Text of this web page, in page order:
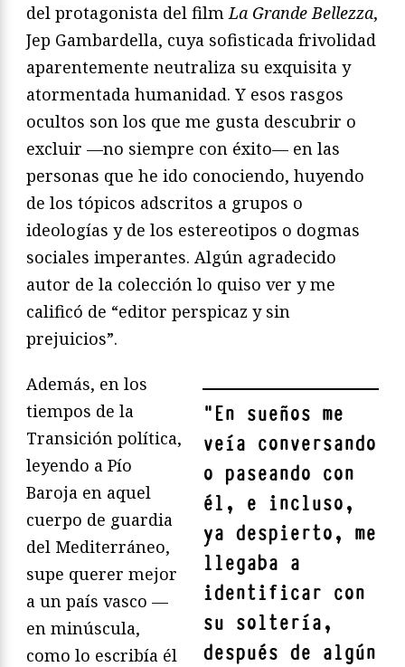
del protagonista del filmLa Grande Bellezza,
Jep Gambardella, cuya sofisticada frivolidad
aparentemente neutraliza su exquisita y
atormentada humanidad. Y esos rasgos
ocultos son los que me gusta descubrir o
excluir —no siempre con éxito— en las
personas que he ido conociendo, huyendo
de los tópicos adscritos a grupos o
ideologías y de los estereotipos o dogmas
sociales imperantes. Algún agradecido
autor de la colección lo quiso ver y me
calificó de “editor perspicaz y sin
prejuicios”.
"En sueños me
veía conversando
o paseando con
él, e incluso,
ya despierto, me
llegaba a
identificar con
su soltería,
después de algún
Además, en los
tiempos de la
Transición política,
leyendo a Pío
Baroja en aquel
cuerpo de guardia
del Mediterráneo,
supe querer mejor
a un país vasco —
en minúscula,
como lo escribía él